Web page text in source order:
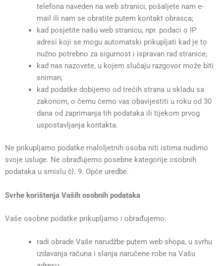
telefona naveden na web stranici, pošaljete nam e-
mail ili nam se obratite putem kontakt obrasca;
kad posjetite našu web stranicu, npr. podaci o IP
adresi koji se mogu automatski prikupljati kad je to
nužno potrebno za sigurnost i ispravan rad stranice;
kad nas nazovete, u kojem slučaju razgovor može biti
sniman;
kad podatke dobijemo od trećih strana u skladu sa
zakonom, o čemu ćemo vas obavijestiti u roku od 30
dana od zaprimanja tih podataka ili tijekom prvog
uspostavljanja kontakta.
Ne prikupljamo podatke maloljetnih osoba niti istima nudimo
svoje usluge. Ne obrađujemo posebne kategorije osobnih
podataka u smislu čl. 9. Opće uredbe.
Svrhe korištenja Vaših osobnih podataka
Vaše osobne podatke prikupljamo i obrađujemo:
radi obrade Vaše narudžbe putem web shopa, u svrhu
izdavanja računa i slanja naručene robe na Vašu